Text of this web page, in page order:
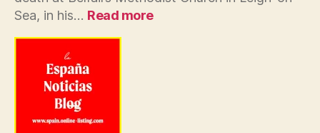
Sea, in his… Read more: